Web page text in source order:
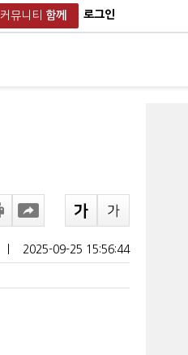
커뮤니티 함께 로그인
2025-09-25 15:56:44